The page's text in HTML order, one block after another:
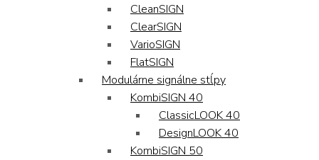
CleanSIGN
ClearSIGN
VarioSIGN
FlatSIGN
Modulárne signálne stĺpy
KombiSIGN 40
ClassicLOOK 40
DesignLOOK 40
KombiSIGN 50